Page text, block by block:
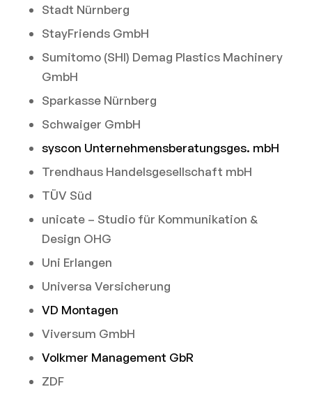
Stadt Nürnberg
StayFriends GmbH
Sumitomo (SHI) Demag Plastics Machinery
GmbH
Sparkasse Nürnberg
Schwaiger GmbH
syscon Unternehmensberatungsges. mbH
Trendhaus Handelsgesellschaft mbH
TÜV Süd
unicate – Studio für Kommunikation &
Design OHG
Uni Erlangen
Universa Versicherung
VD Montagen
Viversum GmbH
Volkmer Management GbR
ZDF